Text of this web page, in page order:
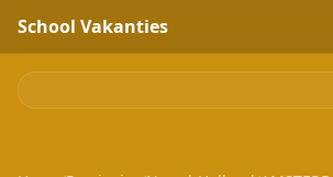
School Vakanties